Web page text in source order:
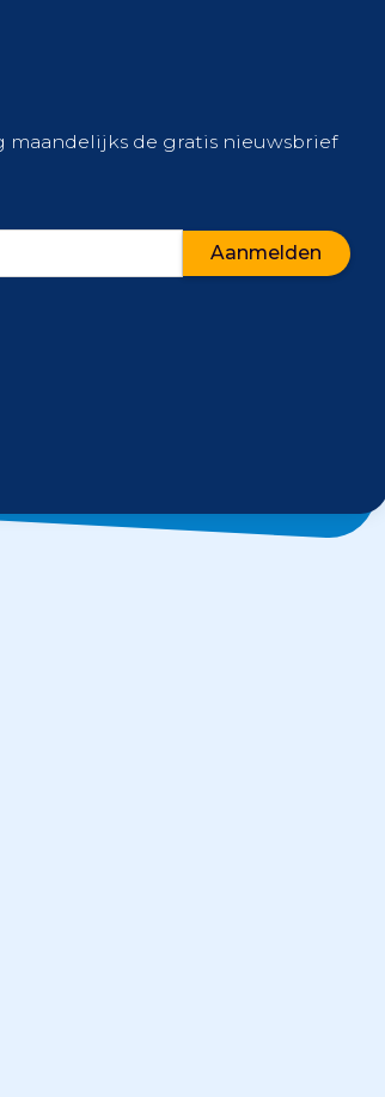
maandelijks de gratis nieuwsbrief